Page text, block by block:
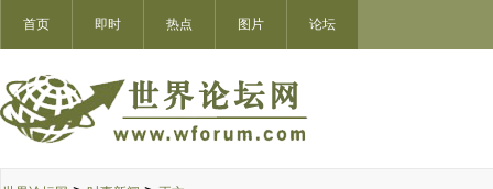
首页 即时 热点 图片 论坛